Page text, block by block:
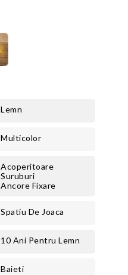
Lemn
Multicolor
Acoperitoare
Suruburi
Ancore Fixare
Spatiu De Joaca
10 Ani Pentru Lemn
Baieti